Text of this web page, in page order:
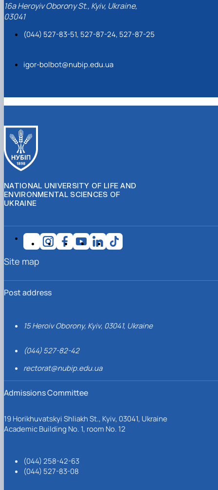
16a Heroyiv Oborony St., Kyiv, Ukraine,
03041
(044) 527-83-51, 527-87-24, 527-87-25
igor-bolbot@nubip.edu.ua
NATIONAL UNIVERSITY OF LIFE AND
ENVIRONMENTAL SCIENCES OF
UKRAINE
Post address
15 Heroiv Oborony, Kyiv, 03041, Ukraine
(044) 527-82-42
rectorat@nubip.edu.ua
Admissions Committee
19 Horikhuvatskyi Shliakh St., Kyiv, 03041, Ukraine
Academic Building No. 1, room No. 12
(044) 258-42-63
(044) 527-83-08
Site map